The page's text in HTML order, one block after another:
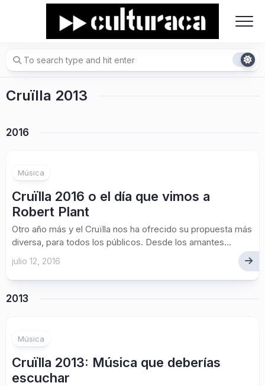
Cruïlla 2013
2016
Música
Cruïlla 2016 o el día que vimos a
Robert Plant
Otro año más y el Cruïlla nos ha ofrecido su propuesta más
diversa, para todos los públicos. Desde los amantes...
julio 12, 2016
2013
Música
Cruïlla 2013: Música que deberías
escuchar